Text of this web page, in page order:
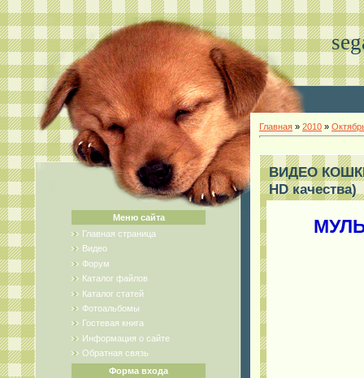
Меню сайта
Главная страница
Видео
Форум
Каталог файлов
Каталог статей
Фотоальбомы
Гостевая книга
Информация о сайте
Обратная связь
Форма входа
Главная » 2010 »
ВИДЕО
HD качества)